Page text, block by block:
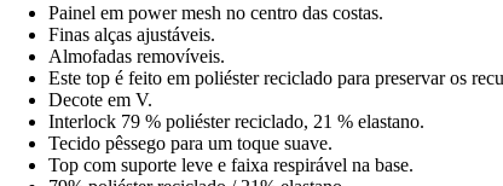
Painel em power mesh no centro das costas.
Finas alças ajustáveis.
Almofadas removíveis.
Este top é feito em poliéster reciclado para preservar os
Decote em V.
Interlock 79 % poliéster reciclado, 21 % elastano.
Tecido pêssego para um toque suave.
Top com suporte leve e faixa respirável na base.